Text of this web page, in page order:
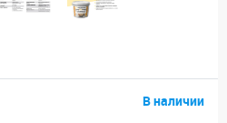
В наличии